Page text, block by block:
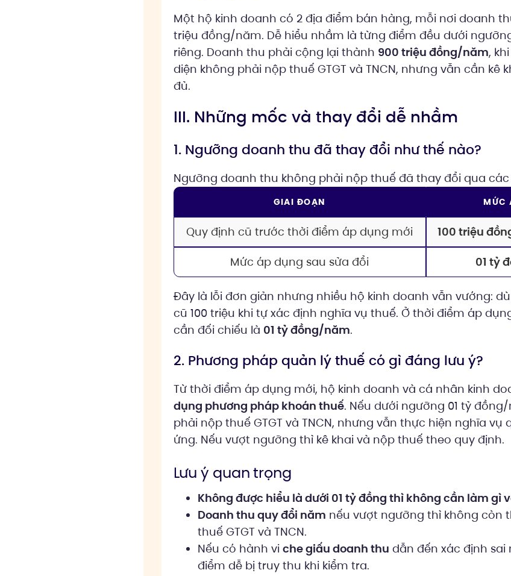
Một hộ kinh doanh có 2 địa điểm bán hàng, mỗi nơi doanh
triệu đồng/năm. Dễ hiểu nhầm là từng điểm đều dưới
riêng. Doanh thu phải cộng lại thành 900 triệu đồng/năm,
diện không phải nộp thuế GTGT và TNCN, nhưng vẫn cần kê
đủ.
III. Những mốc và thay đổi dễ nhầm
1. Ngưỡng doanh thu đã thay đổi như thế nào?
Ngưỡng doanh thu không phải nộp thuế đã thay đổi qua
GIAI ĐOẠN MỨC
Quy định cũ trước thời điểm áp dụng mới
100 triệu
Mức áp dụng sau sửa đổi
01 tỷ
Đây là lỗi đơn giản nhưng nhiều hộ kinh doanh vẫn vướng:
cũ 100 triệu khi tự xác định nghĩa vụ thuế. Ở thời điểm áp
cần đối chiếu là 01 tỷ đồng/năm.
2. Phương pháp quản lý thuế có gì đáng lưu ý?
Từ thời điểm áp dụng mới, hộ kinh doanh và cá nhân kinh
dụng phương pháp khoán thuế. Nếu dưới ngưỡng 01 tỷ
phải nộp thuế GTGT và TNCN, nhưng vẫn thực hiện nghĩa vụ
ứng. Nếu vượt ngưỡng thì kê khai và nộp thuế theo quy định.
Lưu ý quan trọng
Không được hiểu là dưới 01 tỷ đồng thì không cần làm gì
Doanh thu quy đổi năm nếu vượt ngưỡng thì không còn
thuế GTGT và TNCN.
Nếu có hành vi che giấu doanh thu dẫn đến xác định sai
điểm dễ bị truy thu khi kiểm tra.